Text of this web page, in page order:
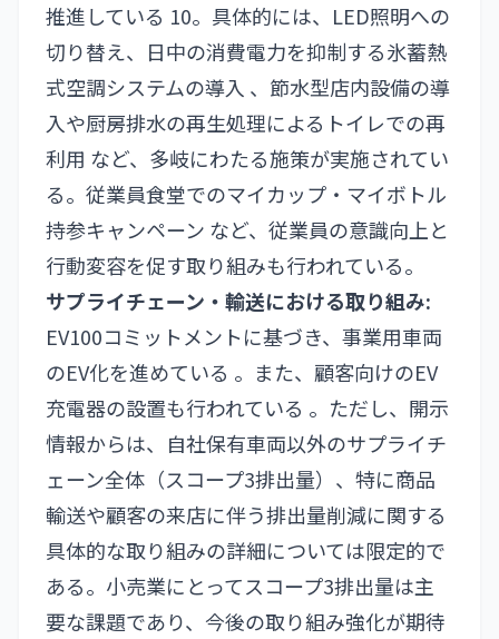
推進している 10。具体的には、LED照明への
切り替え、日中の消費電力を抑制する氷蓄熱
式空調システムの導入 、節水型店内設備の導
入や厨房排水の再生処理によるトイレでの再
利用 など、多岐にわたる施策が実施されてい
る。従業員食堂でのマイカップ・マイボトル
持参キャンペーン など、従業員の意識向上と
行動変容を促す取り組みも行われている。
サプライチェーン・輸送における取り組み:
EV100コミットメントに基づき、事業用車両
のEV化を進めている 。また、顧客向けのEV
充電器の設置も行われている 。ただし、開示
情報からは、自社保有車両以外のサプライチ
ェーン全体（スコープ3排出量）、特に商品
輸送や顧客の来店に伴う排出量削減に関する
具体的な取り組みの詳細については限定的で
ある。小売業にとってスコープ3排出量は主
要な課題であり、今後の取り組み強化が期待